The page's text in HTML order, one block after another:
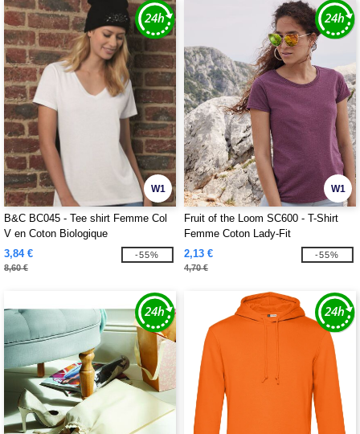
W1
B&C BC045 - Tee shirt Femme Col
V en Coton Biologique
3,84 €
8,60 €
-55%
W1
Fruit of the Loom SC600 - T-Shirt
Femme Coton Lady-Fit
2,13 €
4,70 €
-55%